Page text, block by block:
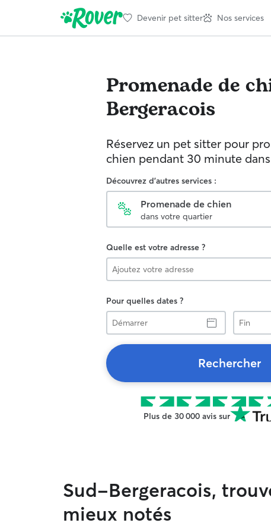
Devenir pet sitter Nos services
Promenade de
Bergeracois
Réservez un pet sitter pour
chien pendant 30 minute
Découvrez d'autres services :
Promenade de chien
dans votre quartier
Quelle est votre adresse ?
Pour quelles dates ?
Démarrer
Fin
Rechercher
Plus de 30 000 avis sur
Sud-Bergeracois,
mieux notés